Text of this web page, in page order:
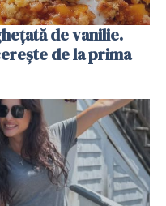
de vanilie.
de la prima